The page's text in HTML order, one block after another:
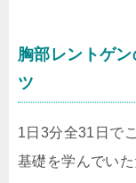
胸部レントゲ
ツ
1日3分全31日で
基礎を学んでい